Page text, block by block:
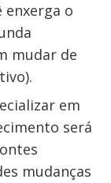
o
mudar de
em
será
mudanças